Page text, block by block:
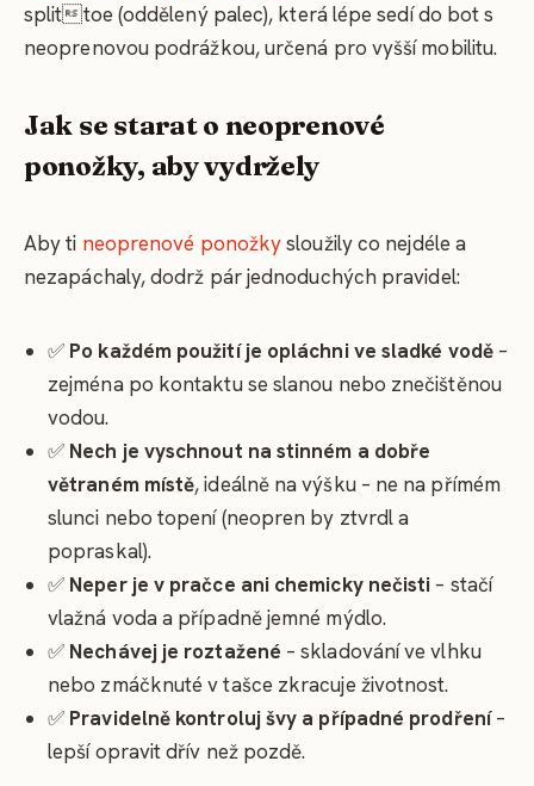
splittoe (oddělený palec), která lépe sedí do bot s
neoprenovou podrážkou, určená pro vyšší mobilitu.
Jak se starat o neoprenové
ponožky, aby vydržely
Aby ti neoprenové ponožkysloužily co nejdéle a
nezapáchaly, dodrž pár jednoduchých pravidel:
✅ Po každém použití je opláchni ve sladké vodě–
zejména po kontaktu se slanou nebo znečištěnou
vodou.
✅ Nech je vyschnout na stinném a dobře
větraném místě, ideálně na výšku – ne na přímém
slunci nebo topení (neopren by ztvrdl a
popraskal).
✅ Neper je v pračce ani chemicky nečisti – stačí
vlažná voda a případně jemné mýdlo.
✅ Nechávej je roztažené – skladování ve vlhku
nebo zmáčknuté v tašce zkracuje životnost.
✅ Pravidelně kontroluj švy a případné prodření–
lepší opravit dřív než pozdě.